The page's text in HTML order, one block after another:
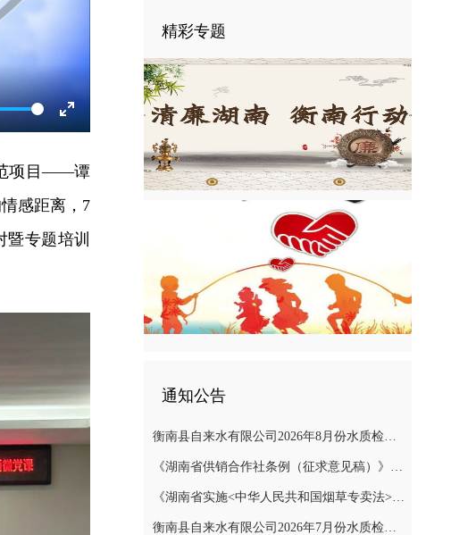
Enter
fullscreen
项目——谭
感距离，7
暨专题培训
精彩专题
通知公告
衡南县自来水有限公司2026年8月份水质检测报告
《湖南省供销合作社条例（征求意见稿）》公开征集意见
《湖南省实施<中华人民共和国烟草专卖法>若干规定（征求意见稿）》公开征集意见
衡南县自来水有限公司2026年7月份水质检测报告公示